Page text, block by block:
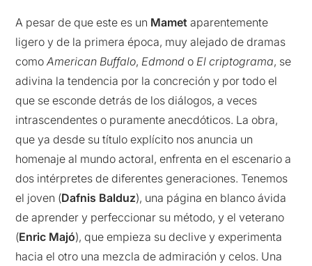
A pesar de que este es un Mamet aparentemente
ligero y de la primera época, muy alejado de dramas
comoAmerican Buffalo, Edmond o El criptograma, se
adivina la tendencia por la concreción y por todo el
que se esconde detrás de los diálogos, a veces
intrascendentes o puramente anecdóticos. La obra,
que ya desde su título explícito nos anuncia un
homenaje al mundo actoral, enfrenta en el escenario a
dos intérpretes de diferentes generaciones. Tenemos
el joven (Dafnis Balduz), una página en blanco ávida
de aprender y perfeccionar su método, y el veterano
(Enric Majó), que empieza su declive y experimenta
hacia el otro una mezcla de admiración y celos. Una